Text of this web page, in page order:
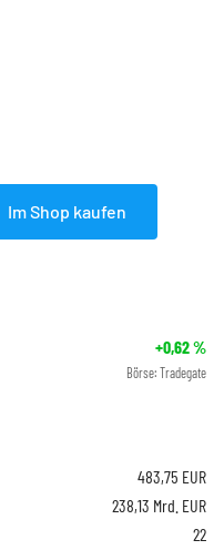
Im Shop kaufen
+0,62%
Börse: Tradegate
483,75 EUR
238,13 Mrd. EUR
22